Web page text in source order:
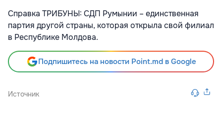
Справка ТРИБУНЫ: СДП Румынии – единственная
партия другой страны, которая открыла свой филиал
в Республике Молдова.
Подпишитесь на новости Point.md в Google
Источник